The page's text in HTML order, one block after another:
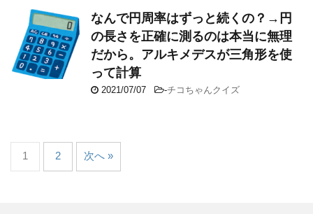
なんで円周率はずっと続くの？→円
の長さを正確に測るのは本当に無理
だから。アルキメデスが三角形を使
って計算
2021/07/07 -チコちゃんクイズ
1 2 次へ »